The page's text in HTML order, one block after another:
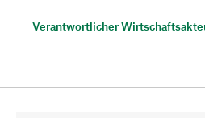
Verantwortlicher